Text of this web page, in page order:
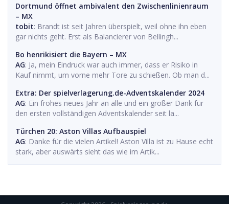
Dortmund öffnet ambivalent den Zwischenlinienraum
– MX
tobit: Brandt ist seit Jahren überspielt, weil ohne ihn eben
gar nichts geht. Erst als Balancierer von Bellingh...
Bo henrikisiert die Bayern – MX
AG: Ja, mein Eindruck war auch immer, dass er Risiko in
Kauf nimmt, um vorne mehr Tore zu schießen. Ob man d...
Extra: Der spielverlagerung.de-Adventskalender 2024
AG: Ein frohes neues Jahr an alle und ein großer Dank für
den ersten vollständigen Adventskalender seit la...
Türchen 20: Aston Villas Aufbauspiel
AG: Danke für die vielen Artikel! Aston Villa ist zu Hause echt
stark, aber auswärts sieht das wie im Artik...